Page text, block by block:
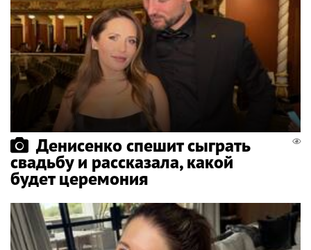
Денисенко спешит сыграть
свадьбу и рассказала, какой
будет церемония